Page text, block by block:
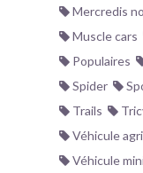
Mercredis
Muscle cars
Populaires
Spider
Trails
Véhicule
Véhicule